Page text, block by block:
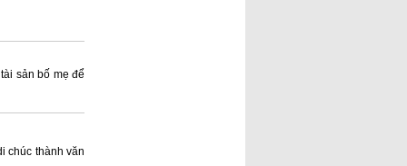
sản bố mẹ để
chúc thành văn